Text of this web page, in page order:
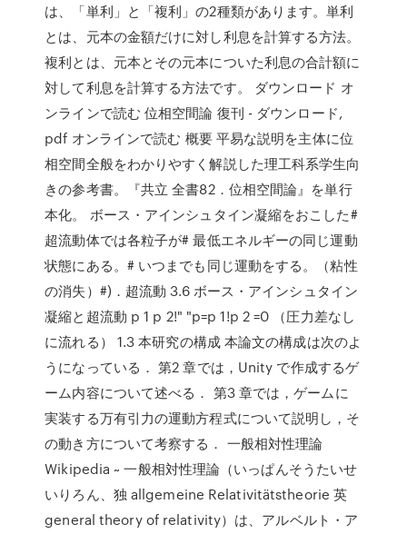
は、「単利」と「複利」の2種類があります。単利
とは、元本の金額だけに対し利息を計算する方法。
複利とは、元本とその元本についた利息の合計額に
対して利息を計算する方法です。 ダウンロード オ
ンラインで読む 位相空間論 復刊 - ダウンロード,
pdf オンラインで読む 概要 平易な説明を主体に位
相空間全般をわかりやすく解説した理工科系学生向
きの参考書。『共立 全書82．位相空間論』を単行
本化。 ボース・アインシュタイン凝縮をおこした#
超流動体では各粒子が# 最低エネルギーの同じ運動
状態にある。# いつまでも同じ運動をする。（粘性
の消失）#)．超流動 3.6 ボース・アインシュタイン
凝縮と超流動 p 1 p 2!" "p=p 1!p 2 =0 （圧力差なし
に流れる） 1.3 本研究の構成 本論文の構成は次のよ
うになっている． 第2 章では，Unity で作成するゲ
ーム内容について述べる． 第3 章では，ゲームに
実装する万有引力の運動方程式について説明し，そ
の動き方について考察する． 一般相対性理論
Wikipedia ~ 一般相対性理論（いっぱんそうたいせ
いりろん、独 allgemeine Relativitätstheorie 英
general theory of relativity）は、アルベルト・ア